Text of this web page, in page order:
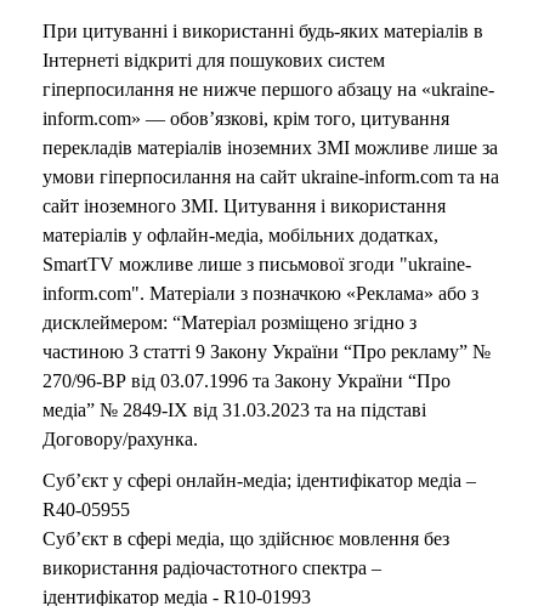
При цитуванні і використанні будь-яких матеріалів в
Інтернеті відкриті для пошукових систем
гіперпосилання не нижче першого абзацу на «ukraine-
inform.com» — обов’язкові, крім того, цитування
перекладів матеріалів іноземних ЗМІ можливе лише за
умови гіперпосилання на сайт ukraine-inform.com та на
сайт іноземного ЗМІ. Цитування і використання
матеріалів у офлайн-медіа, мобільних додатках,
SmartTV можливе лише з письмової згоди "ukraine-
inform.com". Матеріали з позначкою «Реклама» або з
дисклеймером: “Матеріал розміщено згідно з
частиною 3 статті 9 Закону України “Про рекламу” №
270/96-ВР від 03.07.1996 та Закону України “Про
медіа” № 2849-IX від 31.03.2023 та на підставі
Договору/рахунка.
Суб’єкт у сфері онлайн-медіа; ідентифікатор медіа –
R40-05955
Суб’єкт в сфері медіа, що здійснює мовлення без
використання радіочастотного спектра –
ідентифікатор медіа - R10-01993